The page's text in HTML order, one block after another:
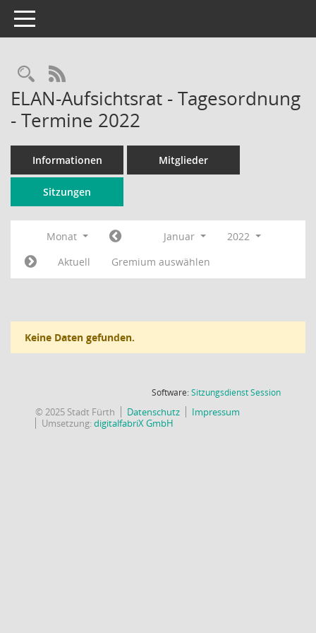
Toggle navigation
Rechercheauswahl
RSS-Feed
ELAN-Aufsichtsrat - Tagesordnung
- Termine 2022
Informationen Mitglieder
Sitzungen
Monat Januar
2022
Aktuell
Gremium auswählen
Keine Daten gefunden.
Software:SitzungsdienstSession(Wird in
© 2025 Stadt Fürth Datenschutz
Impressum
Umsetzung:digitalfabriX GmbH